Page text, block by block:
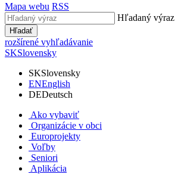
Mapa webu RSS
Hľadaný výraz
Hľadať
rozšírené vyhľadávanie
SKSlovensky
SKSlovensky
ENEnglish
DEDeutsch
Ako vybaviť
Organizácie v obci
Europrojekty
Voľby
Seniori
Aplikácia